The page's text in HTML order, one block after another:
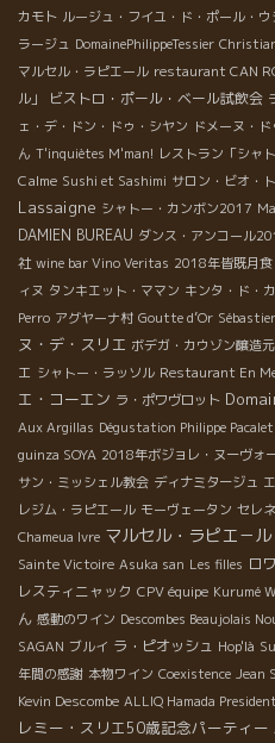
カモト ルージュ・フイユ・ド・ポール・
ラージュ DomainePhilippeTessier
マルセル・ラピエール restaurant CAN
ル」
ビストロ・ポール・ベール試飲会
ェ・デ・ドン・ドゥ・シヤン ドメーヌ・
ん T'inquiètes M'man! レストラン「シャ
Calme Sushi et Sashimi サロン・ビオ・
Lassaigne シャトー・カンボン2017
DAMIEN BUREAU ダンス・アンコール
社 wine bar Vino Veritas 2018年皆既月食
ィヌ タンキエット・ママン キンタ・ド・
Perro アグヤーナ村 Goutte d’Or
ヌ・デ・スリエ ボデガ・カウゾン醸造元
エ シャトー・ラッソル Restaurant En
エ・コーエン ラ・ポワヴロット
Aux Argillas Dégustation Philippe Pacalet
guinza SOYA 2018年ボジョレ・ヌーヴォ
サン・ミッシェル教会 ディナミタージュ
レジム・ラピエール モーヴェータン セレネ
Chameua Ivre マルセル・ラピエ－ル
Sainte Victoire Asuka san Les filles ロ
レスティニャック CPV équipe Kurumé
ん 感動のワイン Descombes Beaujolais
SAGAN ブルイ ラ・ピオッシュ Hop'là
年間の感謝 本物ワイン Coexistence Jean
Kevin Descombe ALLIQ Hamada President
レミー・スリエ50歳記念パーティー